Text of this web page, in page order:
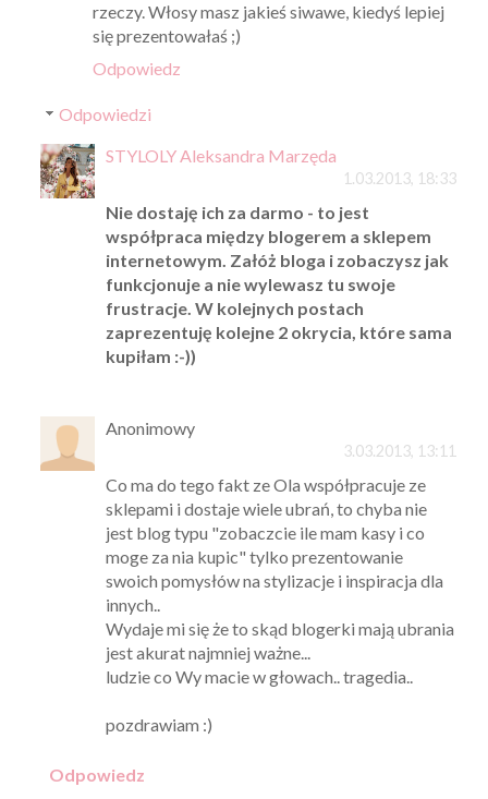
rzeczy. Włosy masz jakieś siwawe, kiedyś lepiej
się prezentowałaś ;)
Odpowiedz
Odpowiedzi
STYLOLY Aleksandra Marzęda
1.03.2013, 18:33
Nie dostaję ich za darmo - to jest
współpraca między blogerem a sklepem
internetowym. Załóż bloga i zobaczysz jak
funkcjonuje a nie wylewasz tu swoje
frustracje. W kolejnych postach
zaprezentuję kolejne 2 okrycia, które sama
kupiłam :-))
Anonimowy
3.03.2013, 13:11
Co ma do tego fakt ze Ola współpracuje ze
sklepami i dostaje wiele ubrań, to chyba nie
jest blog typu "zobaczcie ile mam kasy i co
moge za nia kupic" tylko prezentowanie
swoich pomysłów na stylizacje i inspiracja dla
innych..
Wydaje mi się że to skąd blogerki mają ubrania
jest akurat najmniej ważne...
ludzie co Wy macie w głowach.. tragedia..
pozdrawiam :)
Odpowiedz